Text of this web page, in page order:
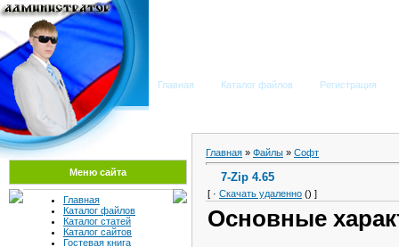
Главная Каталог файлов Регистрация
Меню сайта
Главная
Каталог файлов
Каталог статей
Каталог сайтов
Гостевая книга
Главная » Файлы » Софт
7-Zip 4.65
[ · Скачать удаленно () ]
Основные